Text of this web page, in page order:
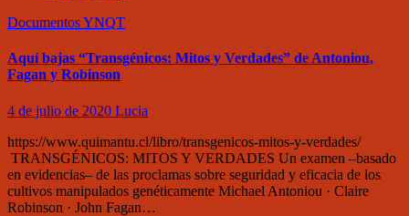
DocumentosYNQT
Aquí bajas “Transgénicos: Mitos y Verdades” de Antoniou,
Fagan y Robinson
4 de julio de 2020 Lucia
https://www.quimantu.cl/libro/transgenicos-mitos-y-verdades/
TRANSGÉNICOS: MITOS Y VERDADES Un examen –basado
en evidencias– de las proclamas sobre seguridad y eficacia de los
cultivos manipulados genéticamente Michael Antoniou · Claire
Robinson · John Fagan…